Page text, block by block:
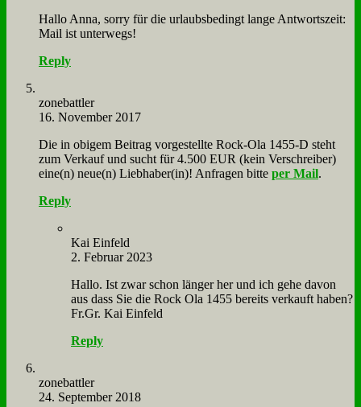
Hal­lo An­na, sor­ry für die ur­laubs­be­dingt lan­ge Ant­wort­szeit:
Mail ist un­ter­wegs!
Reply
zone­batt­ler
16. November 2017
Die in obi­gem Bei­trag vor­ge­stell­te Rock-Ola 1455‑D steht
zum Ver­kauf und sucht für 4.500 EUR (kein Ver­schrei­ber)
eine(n) neue(n) Liebhaber(in)! An­fra­gen bit­te per Mail.
Reply
Kai Ein­feld
2. Februar 2023
Hal­lo. Ist zwar schon län­ger her und ich ge­he da­von
aus dass Sie die Rock Ola 1455 be­reits ver­kauft ha­ben?
Fr.Gr. Kai Ein­feld
Reply
zone­batt­ler
24. September 2018